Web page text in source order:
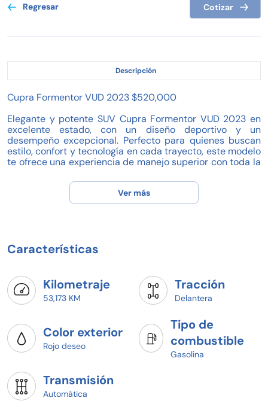
Regresar Cotizar
Descripción
Cupra Formentor VUD 2023 $520,000
Elegante y potente SUV Cupra Formentor VUD 2023 en
excelente estado, con un diseño deportivo y un
desempeño excepcional. Perfecto para quienes buscan
estilo, confort y tecnología en cada trayecto, este modelo
te ofrece una experiencia de manejo superior con toda la
Características destacadas:
- Marca: Cupra
- Kilometraje: 53,173 km
- Capacidad: 3 pasajeros
- Accesorios originales incluidos
- Todos los servicios realizados en agencia
- Accesorios originales incluidos
¡Agenda hoy tu prueba de manejo y arranca con planes
¡Tu Cupra Formentor VUD te espera en (Audi Pedregal)!
Pregunta por disponibilidad y agenda tu prueba de
Ver más
Características
Kilometraje
53,173 KM
Tracción
Delantera
Color exterior
Rojo deseo
Tipo de
combustible
Gasolina
Transmisión
Automática